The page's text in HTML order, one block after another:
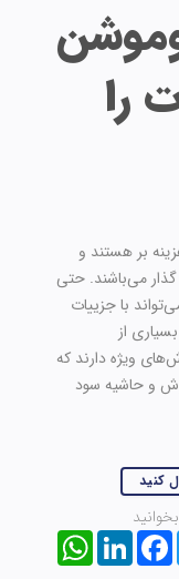
را
بر هستند و
گذار می‌باشند. حتی
با جزییات
از
ویژه دارند که
و حاشیه سود
کنید
WhatsAppLinkedInFacebook